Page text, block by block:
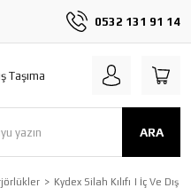
0532 131 91 14
ARA
Kydex Silah Kılıfı | İç Ve Dış